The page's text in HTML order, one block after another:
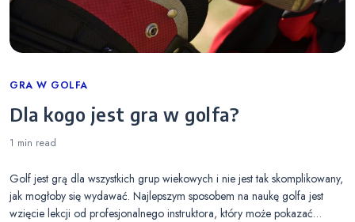
Categories
GRA W GOLFA
Dla kogo jest gra w golfa?
1 min read
Golf jest grą dla wszystkich grup wiekowych i nie jest tak skomplikowany,
jak mogłoby się wydawać. Najlepszym sposobem na naukę golfa jest
wzięcie lekcji od profesjonalnego instruktora, który może pokazać…